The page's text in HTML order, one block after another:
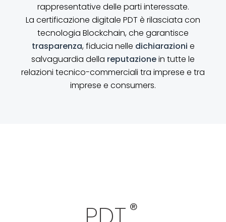
rappresentative delle parti interessate.
La certificazione digitale PDT è rilasciata con
tecnologia Blockchain, che garantisce
trasparenza, fiducia nelle dichiarazioni e
salvaguardia della reputazionein tutte le
relazioni tecnico-commerciali tra imprese e tra
imprese e consumers.
®